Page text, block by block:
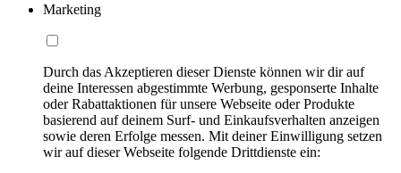
Marketing
Durch das Akzeptieren dieser Dienste können wir dir auf
deine Interessen abgestimmte Werbung, gesponserte Inhalte
oder Rabattaktionen für unsere Webseite oder Produkte
basierend auf deinem Surf- und Einkaufsverhalten anzeigen
sowie deren Erfolge messen. Mit deiner Einwilligung setzen
wir auf dieser Webseite folgende Drittdienste ein: